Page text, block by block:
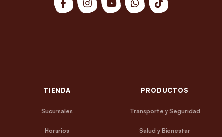
TIENDA
Sucursales
Horarios
PRODUCTOS
Transporte y Seguridad
Salud y Bienestar